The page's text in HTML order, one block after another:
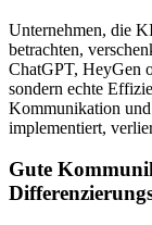
Unternehmen, die
betrachten,
ChatGPT, HeyGen
sondern echte
Kommunikation und
implementiert,
Gute